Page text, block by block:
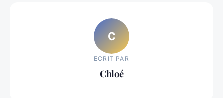
C
ECRIT PAR
Chloé